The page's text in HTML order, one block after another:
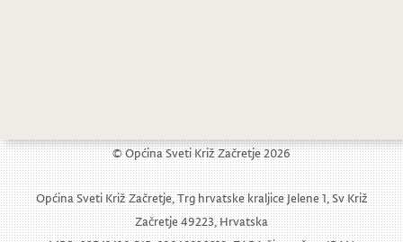
© Općina Sveti Križ Začretje 2026
Općina Sveti Križ Začretje, Trg hrvatske kraljice Jelene 1, Sv Križ
Začretje 49223, Hrvatska